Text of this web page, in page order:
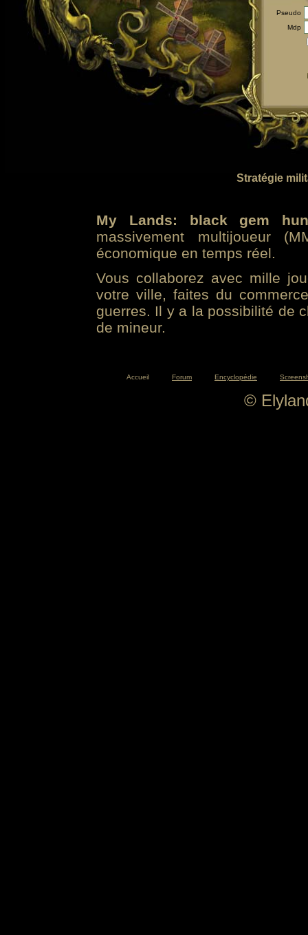
Pseudo
Mdp
Stratégie
My Lands: black gem
massivement multijoueur
économique en temps réel.
Vous collaborez avec mille
votre ville, faites du
guerres. Il y a la possibilité de
de mineur.
Accueil Forum Encyclopédie
©